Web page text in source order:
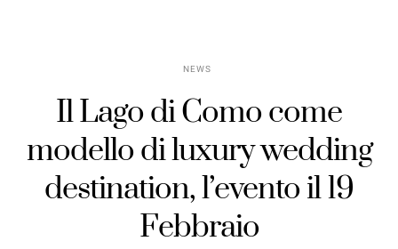
NEWS
Il Lago di Como come
modello di luxury wedding
destination, l’evento il 19
Febbraio